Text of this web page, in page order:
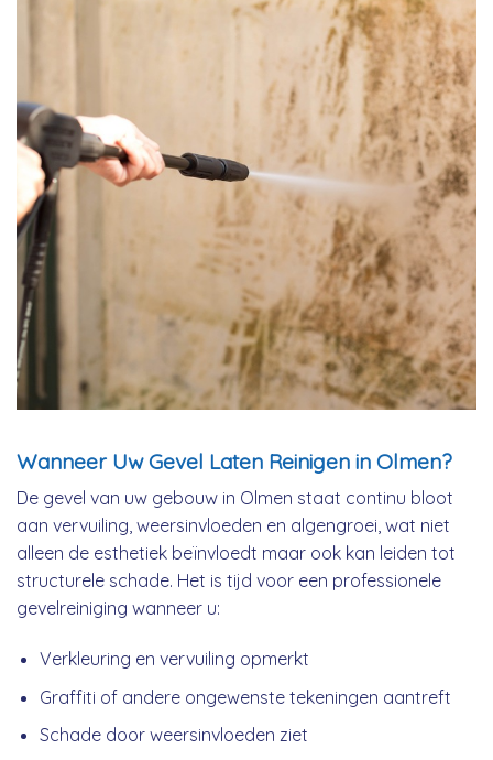
Wanneer Uw Gevel Laten Reinigen in Olmen?
De gevel van uw gebouw in Olmen staat continu bloot
aan vervuiling, weersinvloeden en algengroei, wat niet
alleen de esthetiek beïnvloedt maar ook kan leiden tot
structurele schade. Het is tijd voor een professionele
gevelreiniging wanneer u:
Verkleuring en vervuiling opmerkt
Graffiti of andere ongewenste tekeningen aantreft
Schade door weersinvloeden ziet